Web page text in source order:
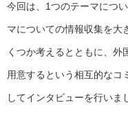
今回は、1つのテーマにつ
マについての情報収集を大
くつか考えるとともに、外
用意するという相互的なコ
してインタビューを行いま